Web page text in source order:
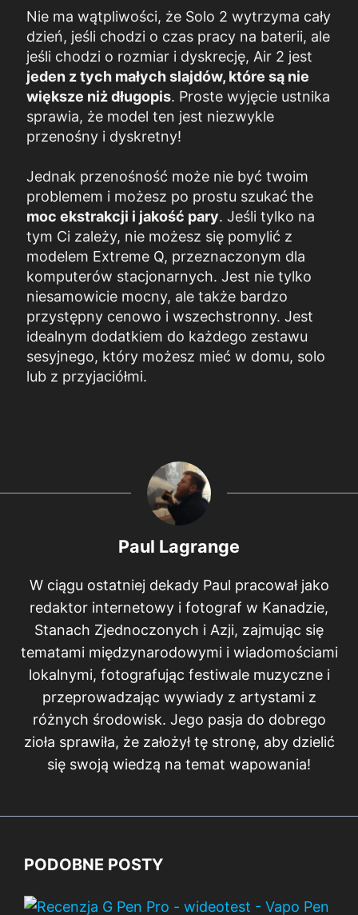
Nie ma wątpliwości, że Solo 2 wytrzyma cały
dzień, jeśli chodzi o czas pracy na baterii, ale
jeśli chodzi o rozmiar i dyskrecję, Air 2 jest
jeden z tych małych slajdów, które są nie
większe niż długopis. Proste wyjęcie ustnika
sprawia, że model ten jest niezwykle
przenośny i dyskretny!
Jednak przenośność może nie być twoim
problemem i możesz po prostu szukać the
moc ekstrakcji i jakość pary. Jeśli tylko na
tym Ci zależy, nie możesz się pomylić z
modelem Extreme Q, przeznaczonym dla
komputerów stacjonarnych. Jest nie tylko
niesamowicie mocny, ale także bardzo
przystępny cenowo i wszechstronny. Jest
idealnym dodatkiem do każdego zestawu
sesyjnego, który możesz mieć w domu, solo
lub z przyjaciółmi.
Paul Lagrange
W ciągu ostatniej dekady Paul pracował jako
redaktor internetowy i fotograf w Kanadzie,
Stanach Zjednoczonych i Azji, zajmując się
tematami międzynarodowymi i wiadomościami
lokalnymi, fotografując festiwale muzyczne i
przeprowadzając wywiady z artystami z
różnych środowisk. Jego pasja do dobrego
zioła sprawiła, że założył tę stronę, aby dzielić
się swoją wiedzą na temat wapowania!
PODOBNE POSTY